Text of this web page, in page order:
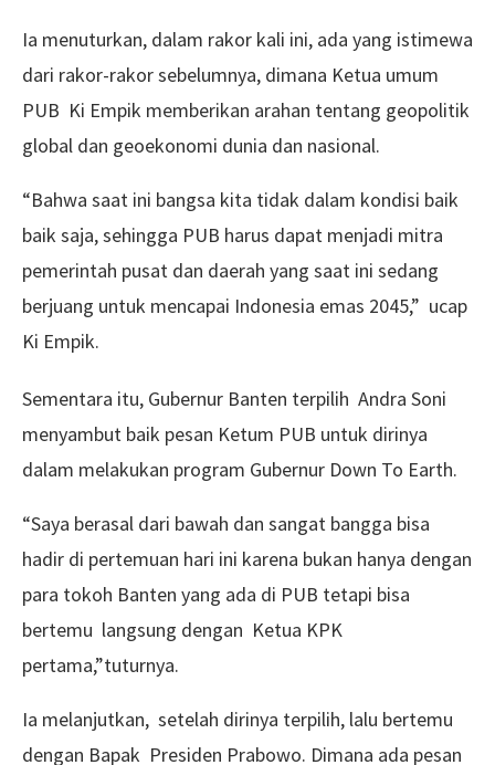
Ia menuturkan, dalam rakor kali ini, ada yang istimewa
dari rakor-rakor sebelumnya, dimana Ketua umum
PUB Ki Empik memberikan arahan tentang geopolitik
global dan geoekonomi dunia dan nasional.
“Bahwa saat ini bangsa kita tidak dalam kondisi baik
baik saja, sehingga PUB harus dapat menjadi mitra
pemerintah pusat dan daerah yang saat ini sedang
berjuang untuk mencapai Indonesia emas 2045,” ucap
Ki Empik.
Sementara itu, Gubernur Banten terpilih Andra Soni
menyambut baik pesan Ketum PUB untuk dirinya
dalam melakukan program Gubernur Down To Earth.
“Saya berasal dari bawah dan sangat bangga bisa
hadir di pertemuan hari ini karena bukan hanya dengan
para tokoh Banten yang ada di PUB tetapi bisa
bertemu langsung dengan Ketua KPK
pertama,”tuturnya.
Ia melanjutkan, setelah dirinya terpilih, lalu bertemu
dengan Bapak Presiden Prabowo. Dimana ada pesan